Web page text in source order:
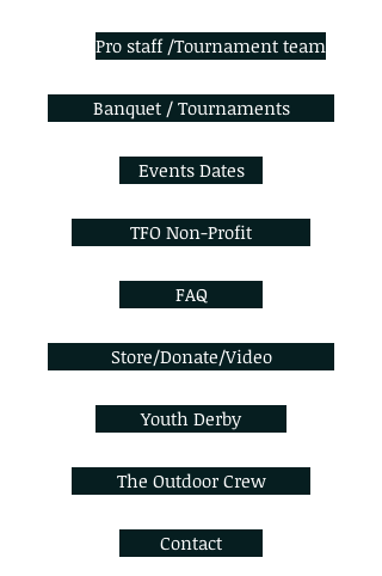
Pro staff /Tournament team
Banquet / Tournaments
Events Dates
TFO Non-Profit
FAQ
Store/Donate/Video
Youth Derby
The Outdoor Crew
Contact